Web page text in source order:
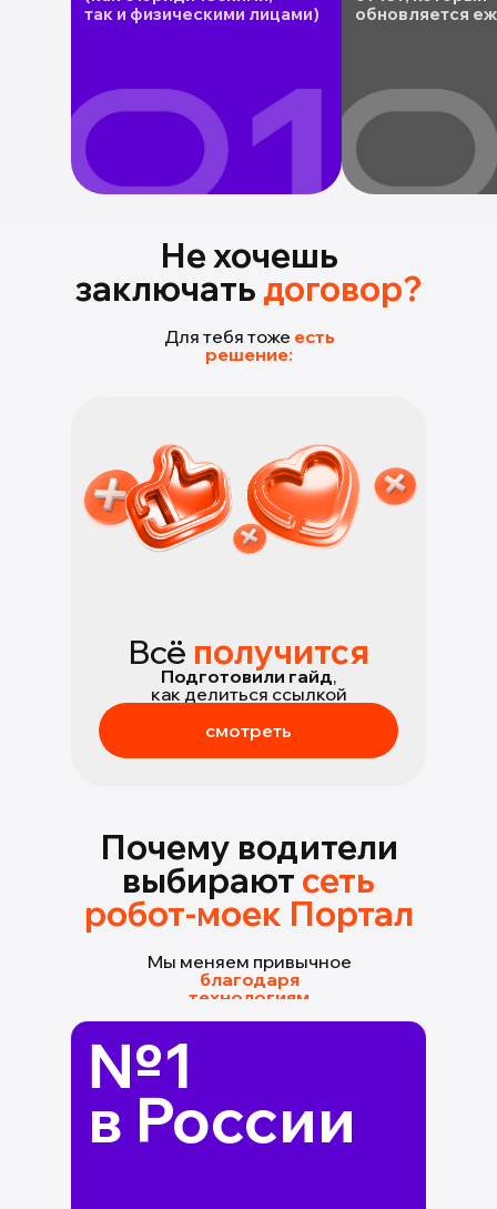
так и физическими лицами)
обновляется
Не хочешь
заключать договор?
Для тебя тоже есть
решение:
Всё получится
Подготовили гайд,
как делиться ссылкой
смотреть
Почему водители
выбирают сеть
робот-моек Портал
Мы меняем привычное
благодаря
технологиям
№1
в России